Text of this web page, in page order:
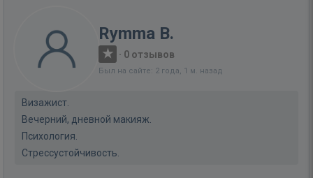
Rymma B.
· 0 отзывов
Был на сайте: 2 года, 1 м. назад
Визажист.
Вечерний, дневной макияж.
Психология.
Стрессустойчивость.